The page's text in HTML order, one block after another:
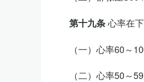
第十九条心率在
（一）心率60～
（二）心率50～